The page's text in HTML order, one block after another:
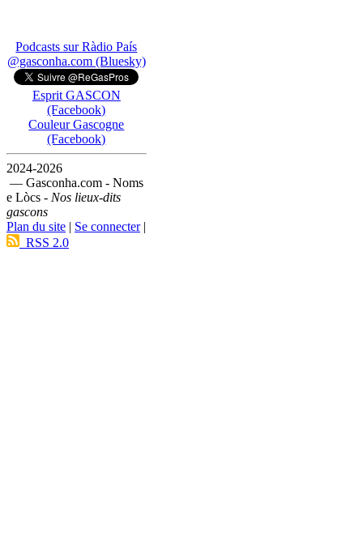
Podcasts sur Ràdio País
@gasconha.com (Bluesky)
Esprit GASCON
(Facebook)
Couleur Gascogne
(Facebook)
2024-2026
— Gasconha.com - Noms
e Lòcs - Nos lieux-dits
gascons
Plan du site | Se connecter|
RSS 2.0